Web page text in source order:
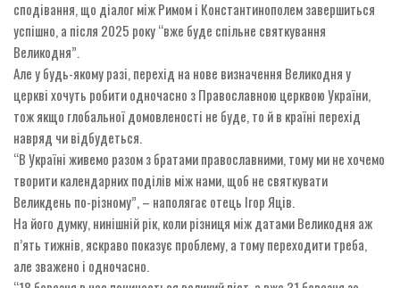
сподівання, що діалог між Римом і Константинополем завершиться
успішно, а після 2025 року “вже буде спільне святкування
Великодня”.
Але у будь-якому разі, перехід на нове визначення Великодня у
церкві хочуть робити одночасно з Православною церквою України,
тож якщо глобальної домовленості не буде, то й в країні перехід
навряд чи відбудеться.
“В Україні живемо разом з братами православними, тому ми не хочемо
творити календарних поділів між нами, щоб не святкувати
Великдень по-різному”, – наполягає отець Ігор Яців.
На його думку, нинішній рік, коли різниця між датами Великодня аж
п’ять тижнів, яскраво показує проблему, а тому переходити треба,
але зважено і одночасно.